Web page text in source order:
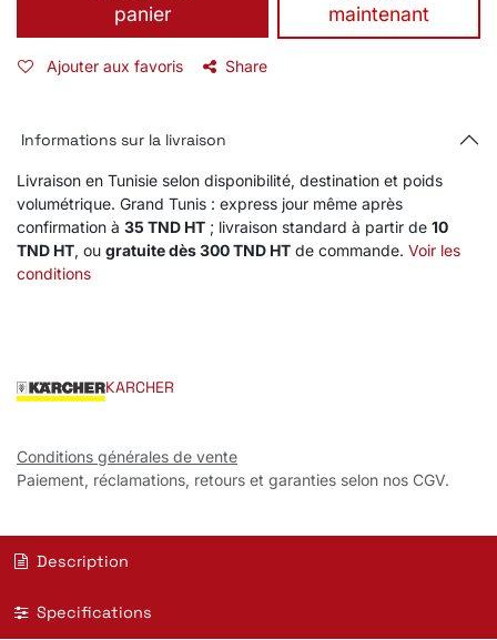
panier
maintenant
Ajouter aux favoris Share
Informations sur la livraison
Livraison en Tunisie selon disponibilité, destination et poids
volumétrique. Grand Tunis : express jour même après
confirmation à 35 TND HT ; livraison standard à partir de 10
TND HT, ou gratuite dès 300 TND HT de commande. Voir les
conditions
KARCHER
Conditions générales de vente
Paiement, réclamations, retours et garanties selon nos CGV.
Description
Specifications